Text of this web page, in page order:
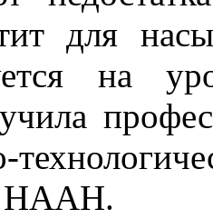
для
на
НААН.